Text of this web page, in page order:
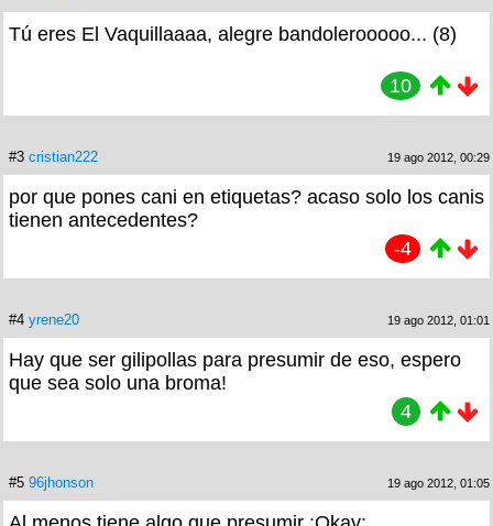
Tú eres El Vaquillaaaa, alegre bandolerooooo... (8)
10
#3 cristian222 19 ago 2012, 00:29
por que pones cani en etiquetas? acaso solo los canis
tienen antecedentes?
-4
#4 yrene20 19 ago 2012, 01:01
Hay que ser gilipollas para presumir de eso, espero
que sea solo una broma!
4
#5 96jhonson 19 ago 2012, 01:05